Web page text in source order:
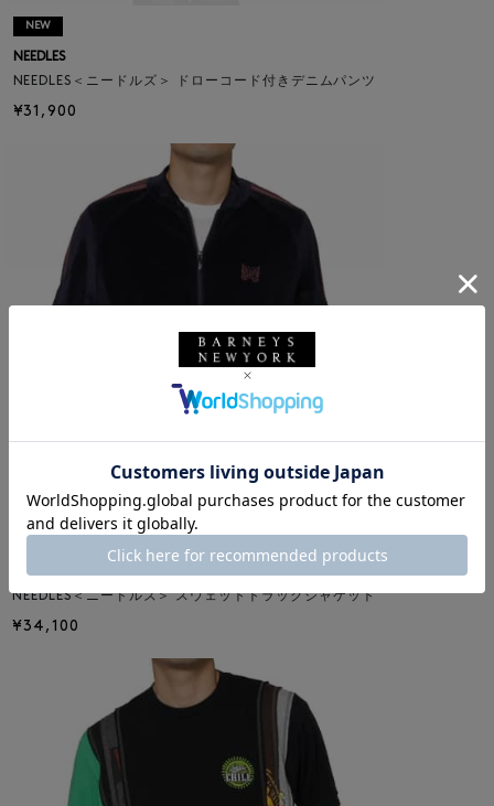
NEW
NEEDLES
NEEDLES＜ニードルズ＞ ドローコード付きデニムパンツ
¥31,900
NEEDLES
NEEDLES＜ニードルズ＞ スウェットトラックジャケット
¥34,100